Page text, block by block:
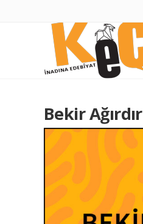
Bekir Ağırdır